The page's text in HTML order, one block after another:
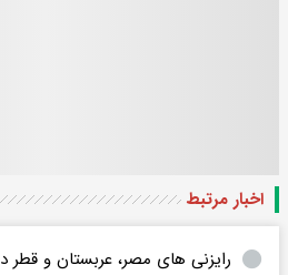
اخبار مرتبط
رایزنی های مصر، عربستان و قطر